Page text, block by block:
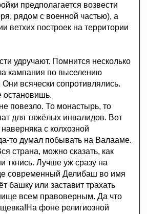
предполагается возвести
рядом с военной частью), а
ветхих построек на территории
удручают. Помнится несколько
кампания по выселению
всячески сопротивлялись.
остановишь.
повезло. То монастырь, то
для тяжёлых инвалидов. Вот
с колхозной
то думал побывать на Валааме.
страна, можно сказать, как
ткнись. Лучше уж сразу на
современный Делибаш во имя
башку или заставит трахать
всем правоверным. Да что
фоне религиозной